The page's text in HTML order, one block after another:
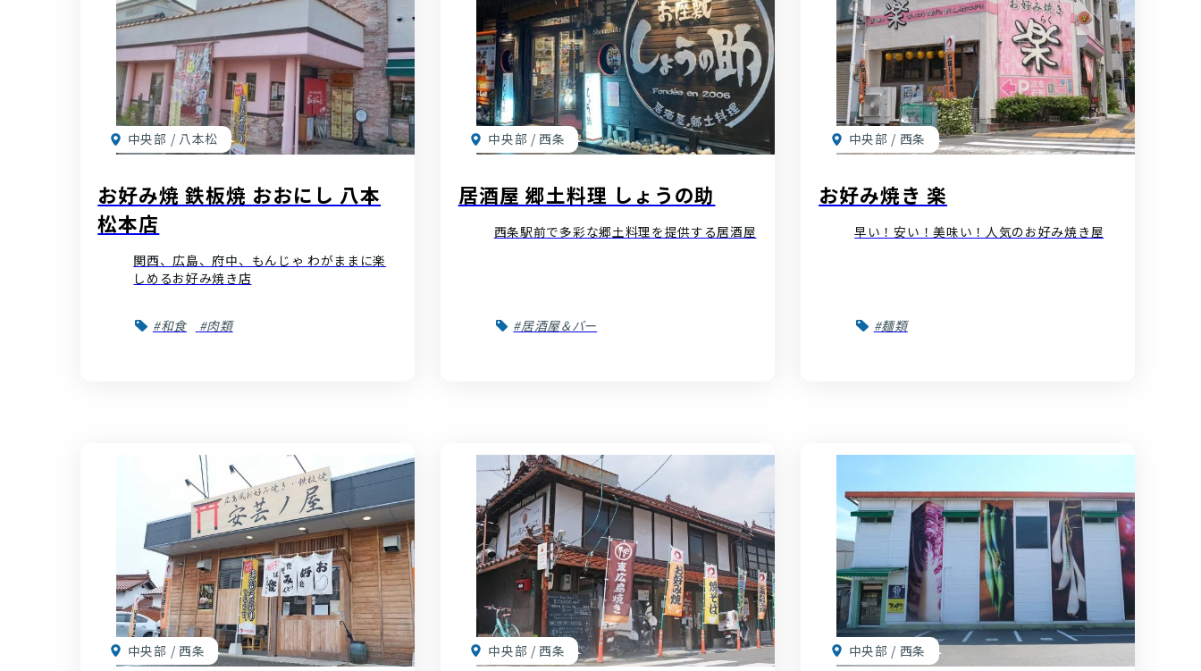
中央部 / 八本松
お好み焼 鉄板焼 おおにし 八本
松本店
関西、広島、府中、もんじゃ わがままに楽
しめるお好み焼き店
#和食 #肉類
中央部 / 西条
居酒屋 郷土料理 しょうの助
西条駅前で多彩な郷土料理を提供する居酒屋
#居酒屋＆バー
中央部 / 西条
お好み焼き 楽
早い！安い！美味い！人気のお好み焼き屋
#麺類
中央部 / 西条 中央部 / 西条 中央部 / 西条